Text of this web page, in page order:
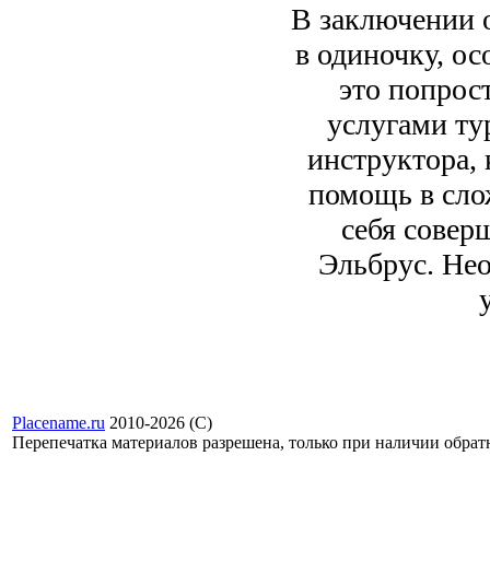
В заключении
в одиночку,
это
услугами
инструктора,
помощь в
себя
Эльбрус.
Placename.ru 2010-2026 (С)
Перепечатка материалов разрешена, только при наличии